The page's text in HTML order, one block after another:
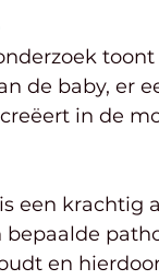
de baby, er
in de
een krachtig
en